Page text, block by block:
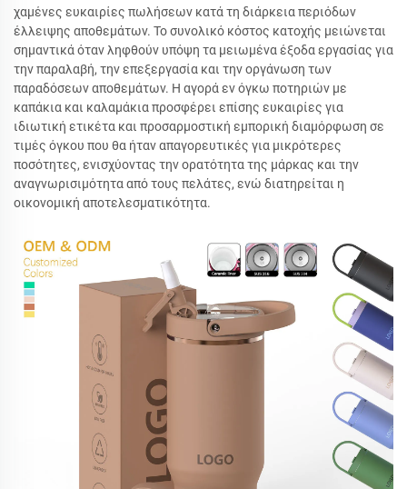
χαμένες ευκαιρίες πωλήσεων κατά τη διάρκεια περιόδων
έλλειψης αποθεμάτων. Το συνολικό κόστος κατοχής μειώνεται
σημαντικά όταν ληφθούν υπόψη τα μειωμένα έξοδα εργασίας για
την παραλαβή, την επεξεργασία και την οργάνωση των
παραδόσεων αποθεμάτων. Η αγορά εν όγκω ποτηριών με
καπάκια και καλαμάκια προσφέρει επίσης ευκαιρίες για
ιδιωτική ετικέτα και προσαρμοστική εμπορική διαμόρφωση σε
τιμές όγκου που θα ήταν απαγορευτικές για μικρότερες
ποσότητες, ενισχύοντας την ορατότητα της μάρκας και την
αναγνωρισιμότητα από τους πελάτες, ενώ διατηρείται η
οικονομική αποτελεσματικότητα.